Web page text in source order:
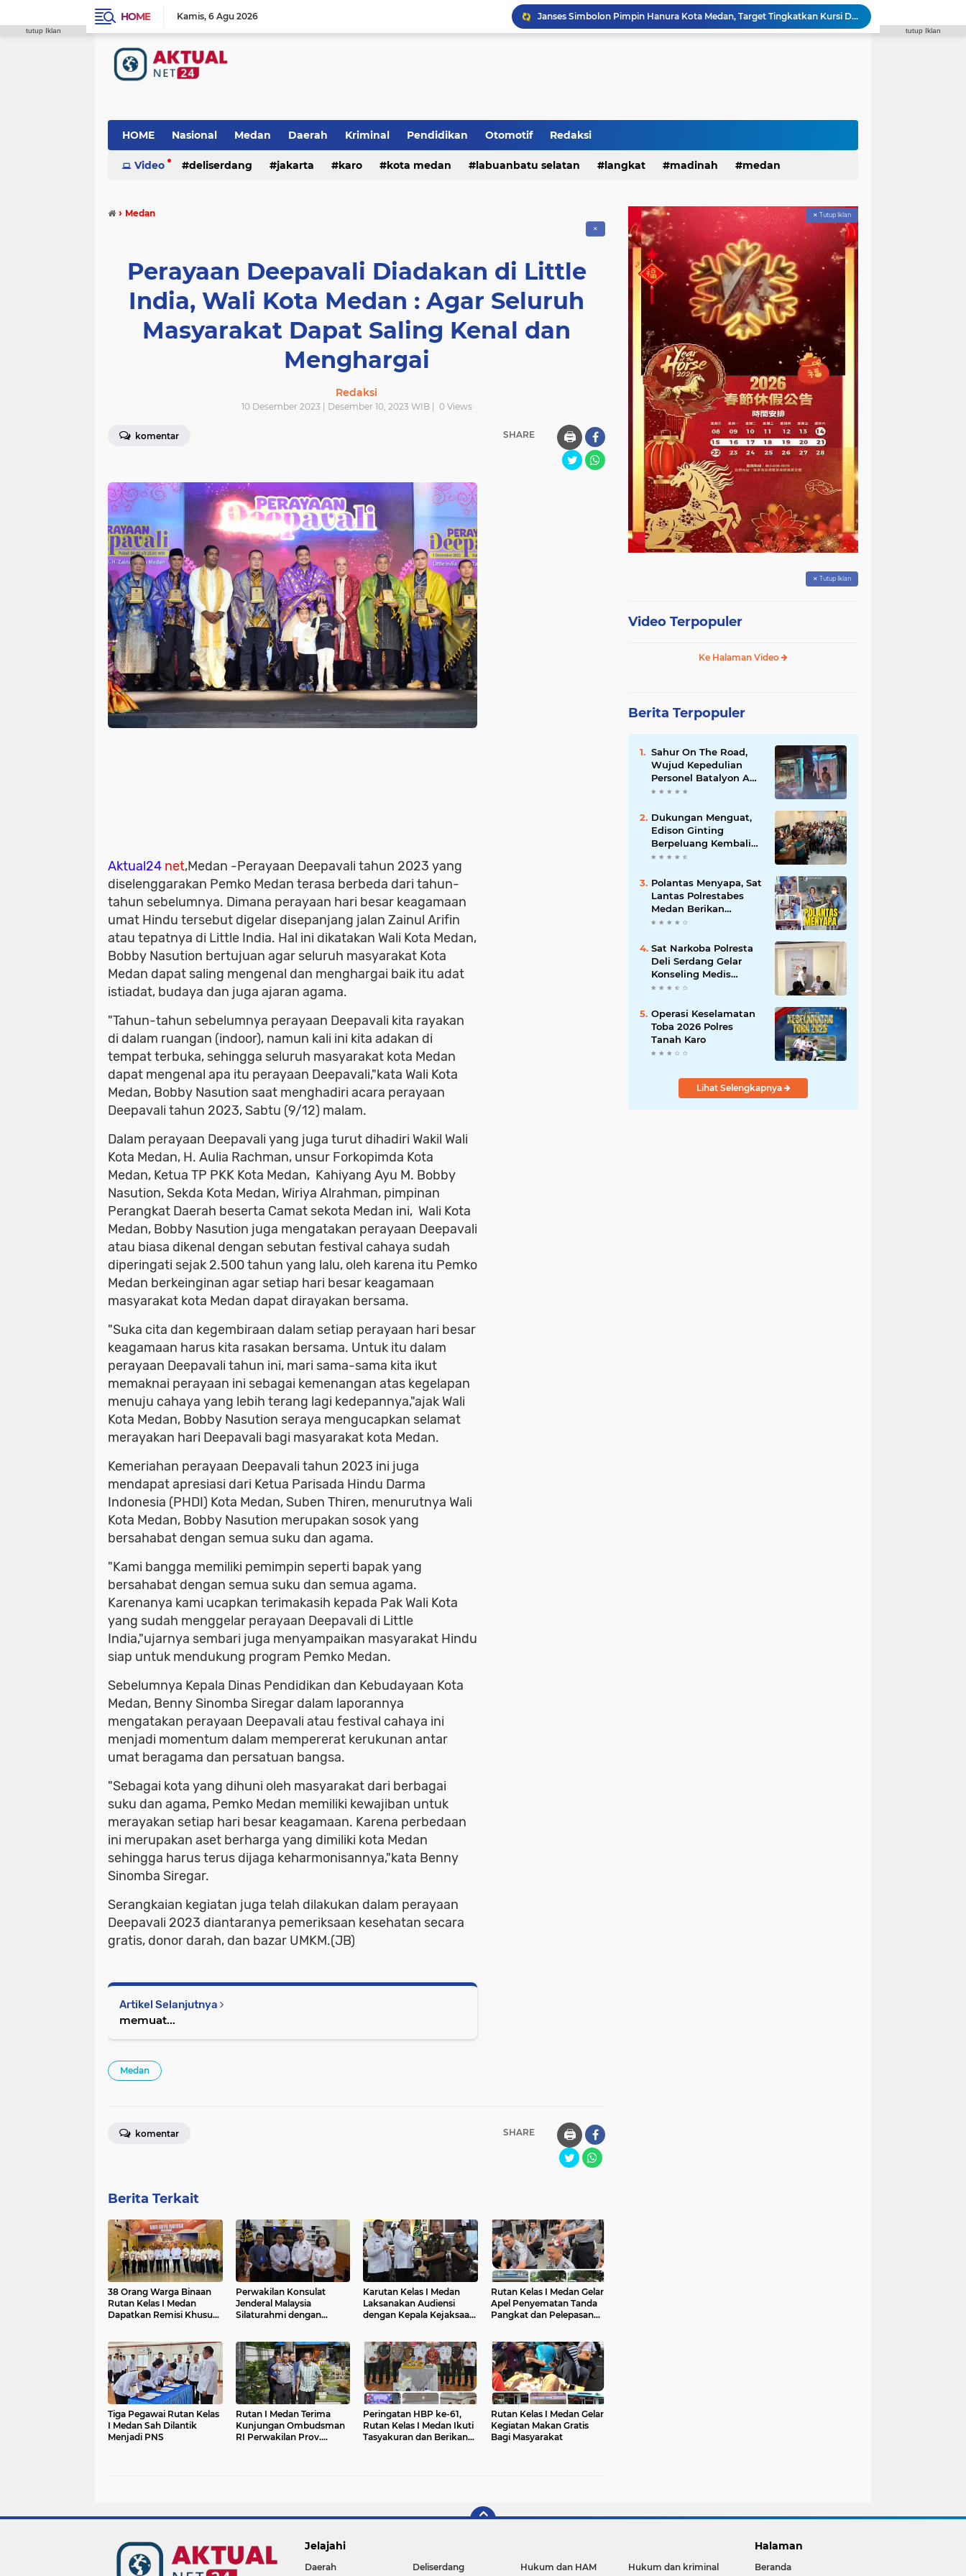
HOME Kamis 6 Agu 2026
Janses Simbolon Pimpin Hanura Kota Medan, Target Tingkatkan Kursi DPRD
Rakornispen TNI 2026 Tingkatkan Silaturahmi dan Sinergi dalam Menghadapi Perang Informasi
Sahur On The Road, Wujud Kepedulian Personel Batalyon A Pelopor Satuan Brimob Polda Sumut di Dini Hari Ramadhan
HOME Nasional Medan Daerah Kriminal Pendidikan Otomotif Redaksi
Video deliserdang jakarta karo kota medan labuanbatu selatan langkat madinah medan
› Medan
✕
Perayaan Deepavali Diadakan di Little
India, Wali Kota Medan : Agar Seluruh
Masyarakat Dapat Saling Kenal dan
Menghargai
Redaksi
10 Desember 2023 | Desember 10, 2023 WIB | 0Views
komentar SHARE 🖨️
Aktual24 net,Medan -Perayaan Deepavali tahun 2023 yang
diselenggarakan Pemko Medan terasa berbeda dari tahun-
tahun sebelumnya. Dimana perayaan hari besar keagamaan
umat Hindu tersebut digelar disepanjang jalan Zainul Arifin
atau tepatnya di Little India. Hal ini dikatakan Wali Kota Medan,
Bobby Nasution bertujuan agar seluruh masyarakat Kota
Medan dapat saling mengenal dan menghargai baik itu adat
istiadat, budaya dan juga ajaran agama.
"Tahun-tahun sebelumnya perayaan Deepavali kita rayakan
di dalam ruangan (indoor), namun kali ini kita adakan di
tempat terbuka, sehingga seluruh masyarakat kota Medan
dapat mengenal apa itu perayaan Deepavali,"kata Wali Kota
Medan, Bobby Nasution saat menghadiri acara perayaan
Deepavali tahun 2023, Sabtu (9/12) malam.
Dalam perayaan Deepavali yang juga turut dihadiri Wakil Wali
Kota Medan, H. Aulia Rachman, unsur Forkopimda Kota
Medan, Ketua TP PKK Kota Medan, Kahiyang Ayu M. Bobby
Nasution, Sekda Kota Medan, Wiriya Alrahman, pimpinan
Perangkat Daerah beserta Camat sekota Medan ini, Wali Kota
Medan, Bobby Nasution juga mengatakan perayaan Deepavali
atau biasa dikenal dengan sebutan festival cahaya sudah
diperingati sejak 2.500 tahun yang lalu, oleh karena itu Pemko
Medan berkeinginan agar setiap hari besar keagamaan
masyarakat kota Medan dapat dirayakan bersama.
"Suka cita dan kegembiraan dalam setiap perayaan hari besar
keagamaan harus kita rasakan bersama. Untuk itu dalam
perayaan Deepavali tahun ini, mari sama-sama kita ikut
memaknai perayaan ini sebagai kemenangan atas kegelapan
menuju cahaya yang lebih terang lagi kedepannya,"ajak Wali
Kota Medan, Bobby Nasution seraya mengucapkan selamat
merayakan hari Deepavali bagi masyarakat kota Medan.
Kemeriahan perayaan Deepavali tahun 2023 ini juga
mendapat apresiasi dari Ketua Parisada Hindu Darma
Indonesia (PHDI) Kota Medan, Suben Thiren, menurutnya Wali
Kota Medan, Bobby Nasution merupakan sosok yang
bersahabat dengan semua suku dan agama.
"Kami bangga memiliki pemimpin seperti bapak yang
bersahabat dengan semua suku dan semua agama.
Karenanya kami ucapkan terimakasih kepada Pak Wali Kota
yang sudah menggelar perayaan Deepavali di Little
India,"ujarnya sembari juga menyampaikan masyarakat Hindu
siap untuk mendukung program Pemko Medan.
Sebelumnya Kepala Dinas Pendidikan dan Kebudayaan Kota
Medan, Benny Sinomba Siregar dalam laporannya
mengatakan perayaan Deepavali atau festival cahaya ini
menjadi momentum dalam mempererat kerukunan antar
umat beragama dan persatuan bangsa.
"Sebagai kota yang dihuni oleh masyarakat dari berbagai
suku dan agama, Pemko Medan memiliki kewajiban untuk
merayakan setiap hari besar keagamaan. Karena perbedaan
ini merupakan aset berharga yang dimiliki kota Medan
sehingga harus terus dijaga keharmonisannya,"kata Benny
Sinomba Siregar.
Serangkaian kegiatan juga telah dilakukan dalam perayaan
Deepavali 2023 diantaranya pemeriksaan kesehatan secara
gratis, donor darah, dan bazar UMKM.(JB)
Artikel Selanjutnya
memuat...
Medan
SHARE 🖨️
komentar
Berita Terkait
38 Orang Warga Binaan
Rutan Kelas I Medan
Dapatkan Remisi Khusus
Perwakilan Konsulat
Jenderal Malaysia
Silaturahmi dengan
Karutan Kelas I Medan
Laksanakan Audiensi
dengan Kepala Kejaksaan
Rutan Kelas I Medan Gelar
Apel Penyematan Tanda
Pangkat dan Pelepasan
Tiga Pegawai Rutan Kelas
I Medan Sah Dilantik
Menjadi PNS
Rutan I Medan Terima
Kunjungan Ombudsman
RI Perwakilan Prov.
Peringatan HBP ke-61,
Rutan Kelas I Medan Ikuti
Tasyakuran dan Berikan
Rutan Kelas I Medan Gelar
Kegiatan Makan Gratis
Bagi Masyarakat
✕ Tutup Iklan
✕ Tutup Iklan
Video Terpopuler
Ke Halaman Video
Berita Terpopuler
Sahur On The Road,
Wujud Kepedulian
Personel Batalyon A
Pelopor Satuan
di Dini Hari Ramadhan
Dukungan Menguat,
Edison Ginting
Berpeluang Kembali
Pimpin Wartawan
Polantas Menyapa, Sat
Lantas Polrestabes
Medan Berikan
Layanan Humanis
Pemohon SIM
Sat Narkoba Polresta
Deli Serdang Gelar
Konseling Medis
Kepada Masyarakat
di Posko Kampung
Bersih Narkoba
Operasi Keselamatan
Toba 2026 Polres
Tanah Karo
Lihat Selengkapnya
Jelajahi
Daerah Deliserdang Hukum dan HAM Hukum dan kriminal
Halaman
Beranda
tutup Iklan tutup Iklan